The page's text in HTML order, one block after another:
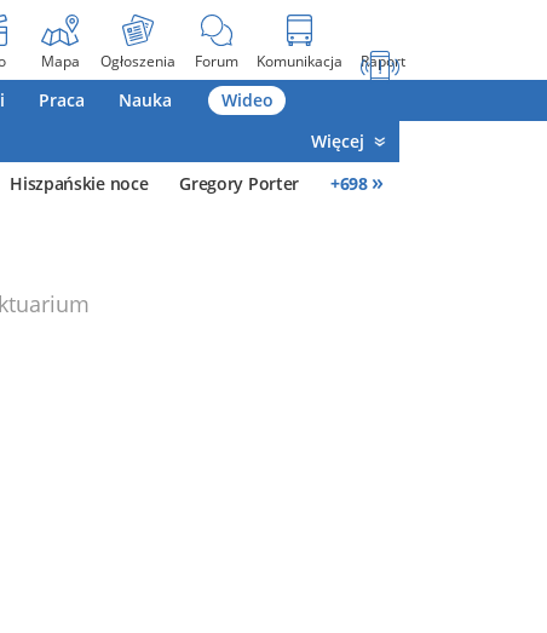
Mapa Ogłoszenia Forum Komunikacja Raport
Praca Nauka
Wideo
Więcej
Hiszpańskie noce Gregory Porter +698 »